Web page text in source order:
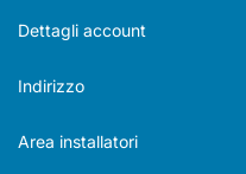
Dettagli account
Indirizzo
Area installatori